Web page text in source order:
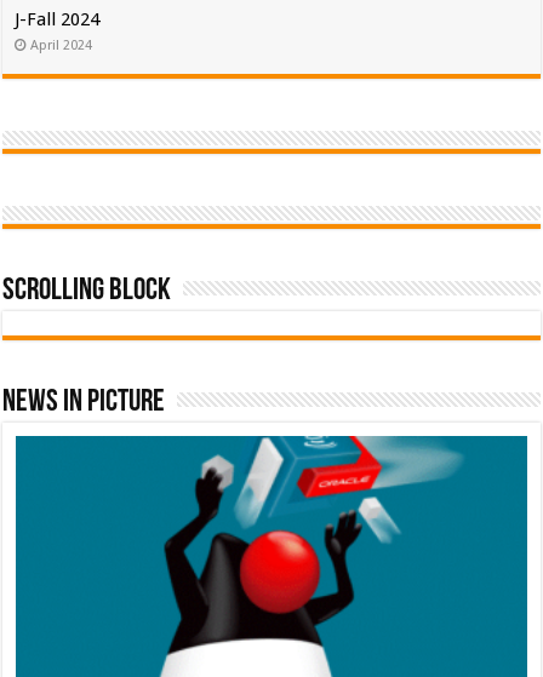
J-Fall 2024
April 2024
Scrolling Block
News In Picture